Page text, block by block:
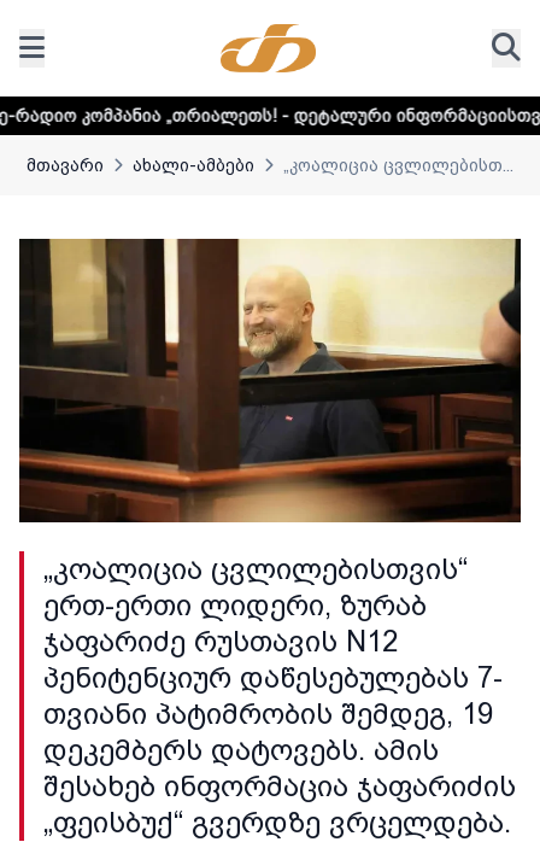
„თრიალეთს! - დეტალური ინფორმაციისთვის დააკლიკეთ
მთავარი ახალი-ამბები „კოალიცია ცვლილებისთ...
„კოალიცია ცვლილებისთვის“
ერთ-ერთი ლიდერი, ზურაბ
ჯაფარიძე რუსთავის N12
პენიტენციურ დაწესებულებას 7-
თვიანი პატიმრობის შემდეგ, 19
დეკემბერს დატოვებს. ამის
შესახებ ინფორმაცია ჯაფარიძის
„ფეისბუქ“ გვერდზე ვრცელდება.